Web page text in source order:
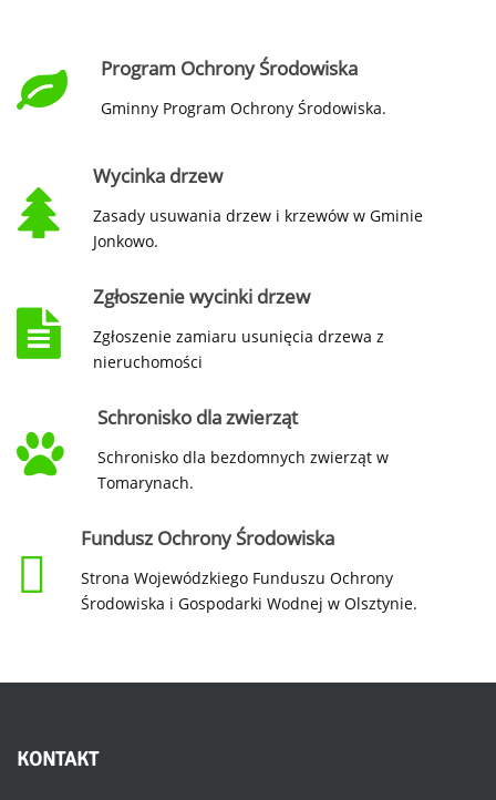
Program Ochrony Środowiska
Gminny Program Ochrony Środowiska.
Wycinka drzew
Zasady usuwania drzew i krzewów w Gminie
Jonkowo.
Zgłoszenie wycinki drzew
Zgłoszenie zamiaru usunięcia drzewa z
nieruchomości
Schronisko dla zwierząt
Schronisko dla bezdomnych zwierząt w
Tomarynach.
Fundusz Ochrony Środowiska
Strona Wojewódzkiego Funduszu Ochrony
Środowiska i Gospodarki Wodnej w Olsztynie.
KONTAKT